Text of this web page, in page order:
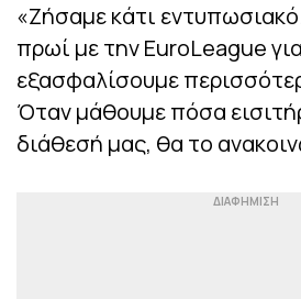
«Ζήσαμε κάτι
πρωί με την EuroLeague
εξασφαλίσουμε
Όταν μάθουμε πόσα
διάθεσή μας, θα το